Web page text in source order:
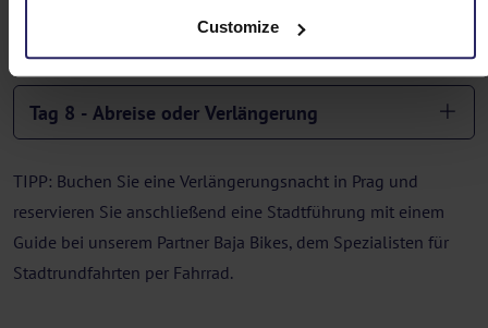
Customize
Tag 8 - Abreise oder Verlängerung
TIPP: Buchen Sie eine Verlängerungsnacht in Prag und
reservieren Sie anschließend eine Stadtführung mit einem
Guide bei unserem Partner Baja Bikes, dem Spezialisten für
Stadtrundfahrten per Fahrrad.